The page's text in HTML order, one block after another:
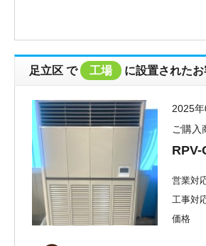
内機が計8台のお取り
いただけたこととても
す。ご希望通りの内容
が出来て何よりでござ
付けしたエアコンでこ
快適にお過ごしいただ
す。ご使用頂く中で
やお困りごとがござい
ご相談ください。今後
ムをよろしくお願いい
足立区 で 工場 に設置されたお
2025
ご購入
RPV-
営業対
工事対
価格